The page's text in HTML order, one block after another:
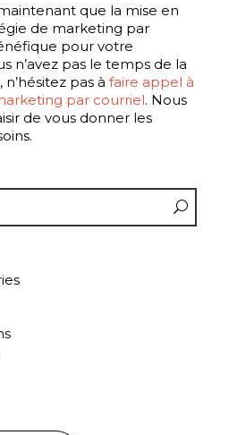
que la mise en
de marketing par
pour votre
n’avez pas le temps de la
pas à faire appel à
par courriel. Nous
de vous donner les